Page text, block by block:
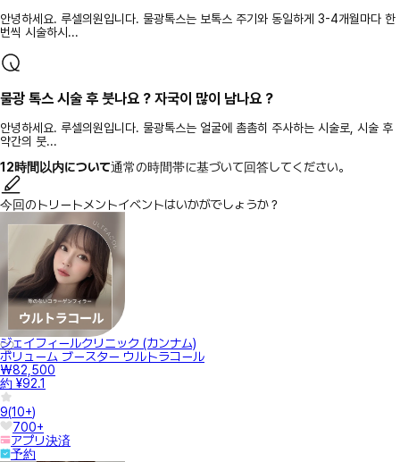
안녕하세요. 루셀의원입니다. 물광톡스는 보톡스 주기와 동일하게 3-4개월마다 한
번씩 시술하시...
물광 톡스 시술 후 붓나요 ? 자국이 많이 남나요 ?
안녕하세요. 루셀의원입니다. 물광톡스는 얼굴에 촘촘히 주사하는 시술로, 시술 후
약간의 붓...
12時間以内について通常の時間帯に基づいて回答してください。
今回のトリートメントイベントはいかがでしょうか？
ジェイフィールクリニック (カンナム)
ボリューム ブースター ウルトラコール
₩82,500
約 ¥92.1
9(10+)
700+
アプリ決済
予約